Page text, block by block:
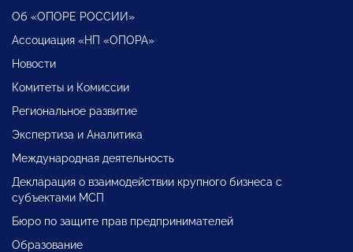
Об «ОПОРЕ РОССИИ»
Ассоциация «НП «ОПОРА»
Новости
Комитеты и Комиссии
Региональное развитие
Экспертиза и Аналитика
Международная деятельность
Декларация о взаимодействии крупного бизнеса с
субъектами МСП
Бюро по защите прав предпринимателей
Образование